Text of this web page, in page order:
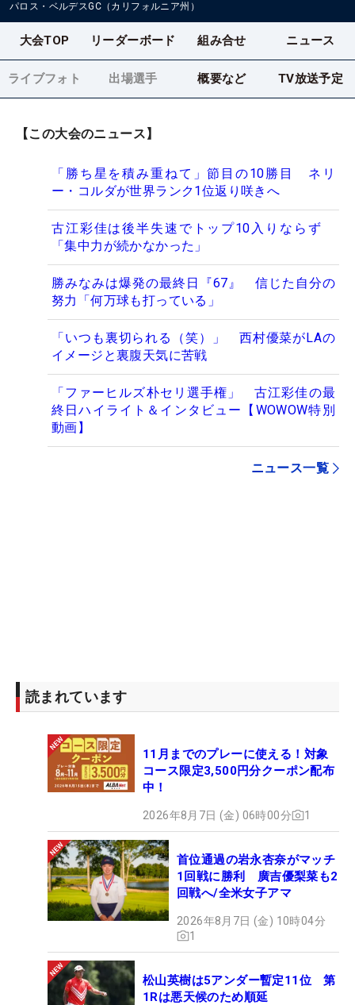
パロス・ベルデスGC（カリフォルニア州）
大会TOP リーダーボード 組み合せ ニュース
ライブフォト 出場選手 概要など TV放送予定
【この大会のニュース】
「勝ち星を積み重ねて」節目の10勝目 ネリ
ー・コルダが世界ランク1位返り咲きへ
古江彩佳は後半失速でトップ10入りならず
「集中力が続かなかった」
勝みなみは爆発の最終日『67』 信じた自分の
努力「何万球も打っている」
「いつも裏切られる（笑）」 西村優菜がLAの
イメージと裏腹天気に苦戦
「ファーヒルズ朴セリ選手権」 古江彩佳の最
終日ハイライト＆インタビュー【WOWOW特別
動画】
ニュース一覧
読まれています
11月までのプレーに使える！対象
コース限定3,500円分クーポン配布
中！
2026年8月7日 (金) 06時00分 1
首位通過の岩永杏奈がマッチ
1回戦に勝利 廣吉優梨菜も2
回戦へ/全米女子アマ
2026年8月7日 (金) 10時04分
1
松山英樹は5アンダー暫定11位 第
1Rは悪天候のため順延